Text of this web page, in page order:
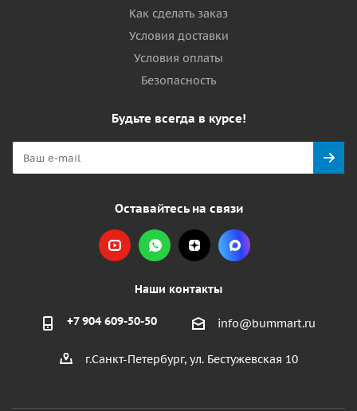
Как сделать заказ
Условия доставки
Условия оплаты
Безопасность
Будьте всегда в курсе!
Оставайтесь на связи
Наши контакты
+7 904 609-50-50 info@bummart.ru
г.Санкт-Петербург, ул. Бестужевская 10